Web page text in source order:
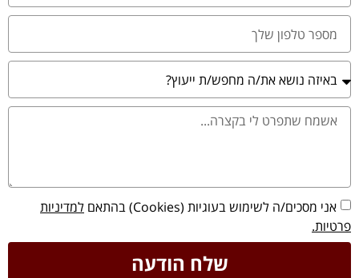
אני מסכים/ה לשימוש בעוגיות (Cookies) בהתאם
למדיניות
פרטיות.
שלח הודעה